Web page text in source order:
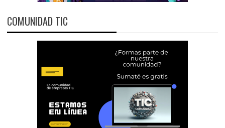
COMUNIDAD TIC